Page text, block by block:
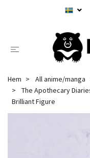
Hem All anime/manga
The Apothecary
Brilliant Figure